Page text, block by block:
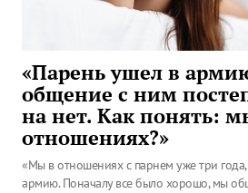
«Парень ушел в
общение с ним
на нет. Как понять:
отношениях?»
«Мы в отношениях с парнем уже три
армию. Поначалу все было хорошо, мы